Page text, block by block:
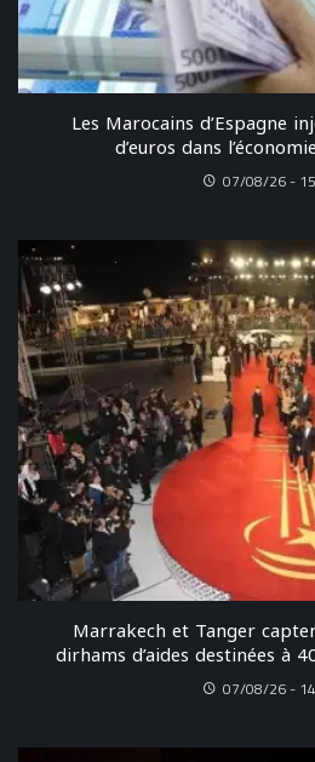
Les Marocains d’Espagne
d’euros dans
07/08/26 -
Marrakech et Tanger
dirhams d’aides destinées à
07/08/26 -